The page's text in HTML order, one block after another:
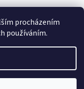
procházením
používáním.
sro. Všechna práva